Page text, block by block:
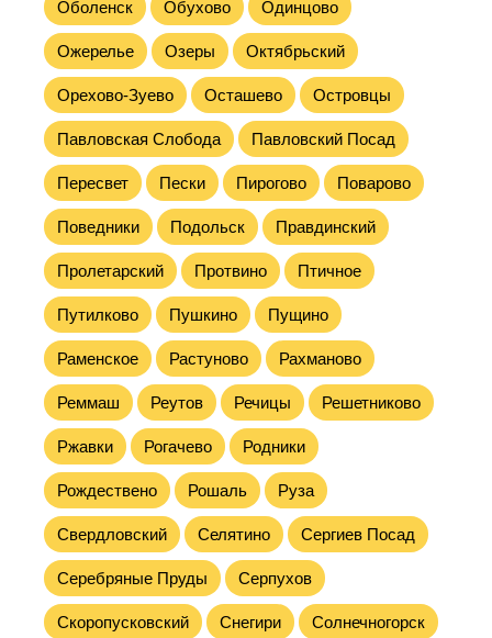
Оболенск Обухово Одинцово
Ожерелье Озеры Октябрьский
Орехово-Зуево Осташево Островцы
Павловская Слобода Павловский Посад
Пересвет Пески Пирогово Поварово
Поведники Подольск Правдинский
Пролетарский Протвино Птичное
Путилково Пушкино Пущино
Раменское Растуново Рахманово
Реммаш Реутов Речицы Решетниково
Ржавки Рогачево Родники
Рождествено Рошаль Руза
Свердловский Селятино Сергиев Посад
Серебряные Пруды Серпухов
Скоропусковский Снегири Солнечногорск